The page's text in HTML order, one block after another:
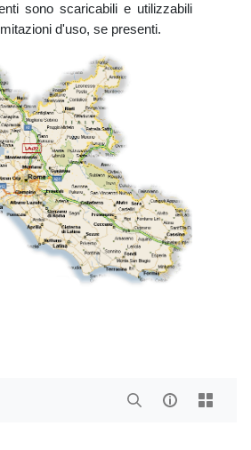
sono scaricabili e utilizzabili
d'uso, se presenti.